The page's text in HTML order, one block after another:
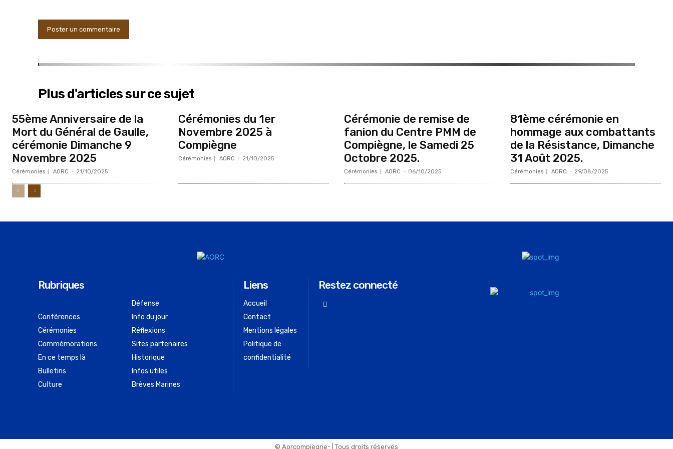
Plus d'articles sur ce sujet
55ème Anniversaire de la
Mort du Général de Gaulle,
cérémonie Dimanche 9
Novembre 2025
Cérémonies AORC - 21/10/2025
Cérémonies du 1er
Novembre 2025 à
Compiègne
Cérémonies AORC - 21/10/2025
Cérémonie de remise de
fanion du Centre PMM de
Compiègne, le Samedi 25
Octobre 2025.
Cérémonies AORC - 06/10/2025
81ème cérémonie en
hommage aux combattants
de la Résistance, Dimanche
31 Août 2025.
Cérémonies AORC - 29/08/2025
Rubriques
Conférences
Cérémonies
Commémorations
En ce temps là
Bulletins
Culture
Défense
Info du jour
Réflexions
Sites partenaires
Historique
Infos utiles
Brèves Marines
Liens
Accueil
Contact
Mentions légales
Politique de
confidentialité
Restez connecté
© Aorcompiègne- | Tous droits réservés